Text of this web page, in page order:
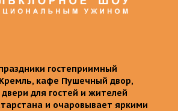
гостеприимный
кафе Пушечный двор,
для гостей и жителей
и очаровывает яркими